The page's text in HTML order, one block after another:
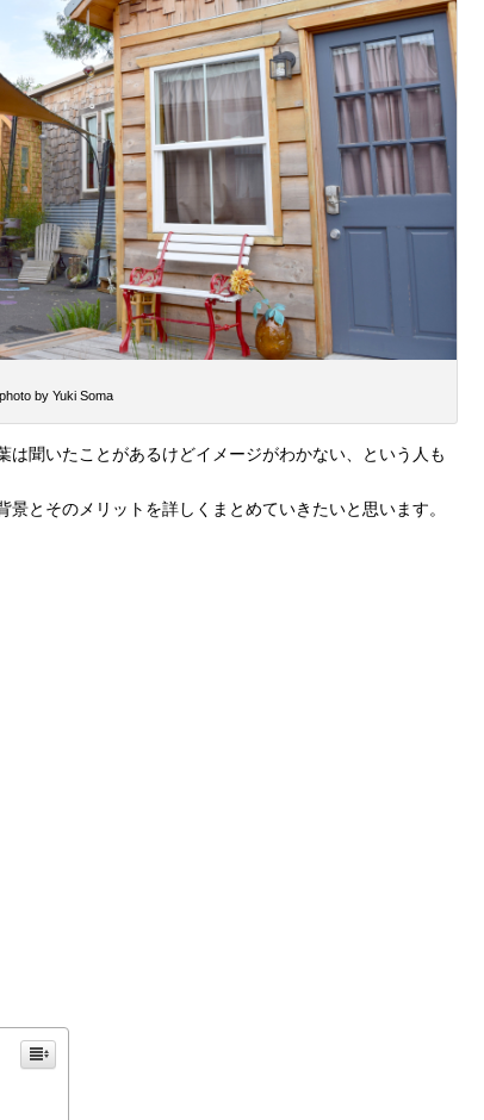
by Yuki Soma
聞いたことがあるけどイメージがわかない、という人も
とそのメリットを詳しくまとめていきたいと思います。